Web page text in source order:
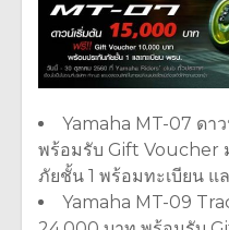
Yamaha MT-07 ดา
พร้อมรับ Gift Voucher
ภัยชั้น 1 พร้อมทะเบียน แล
Yamaha MT-09